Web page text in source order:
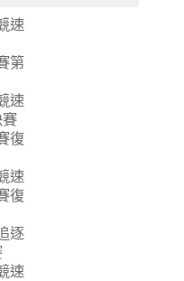
速
第
速
復
速
復
逐
速